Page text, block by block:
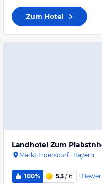
Zum Hotel
Landhotel Zum
Markt Indersdorf· Bayern
100% 5,3 / 6 1